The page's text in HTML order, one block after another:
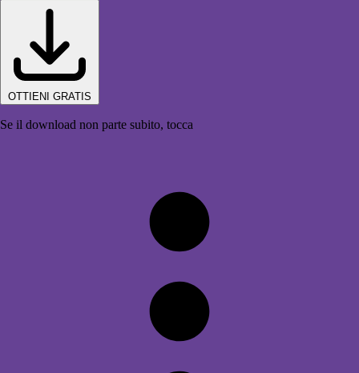
OTTIENI GRATIS
Se il download non parte subito, tocca